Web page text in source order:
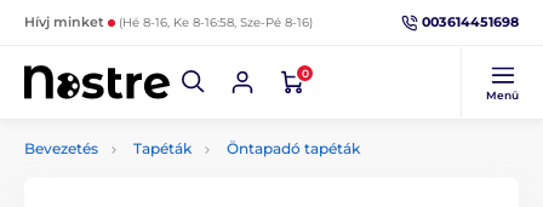
Hívj minket (Hé 8-16, Ke 8-16:58, Sze-Pé 8-16) 003614451698
0
Menü
Bevezetés Tapéták Öntapadó tapéták